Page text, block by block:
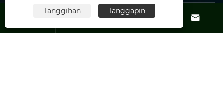
Makipag-ugnayan sa amin
SUNDAN MO KAMI
 
Tanggihan Tanggapin